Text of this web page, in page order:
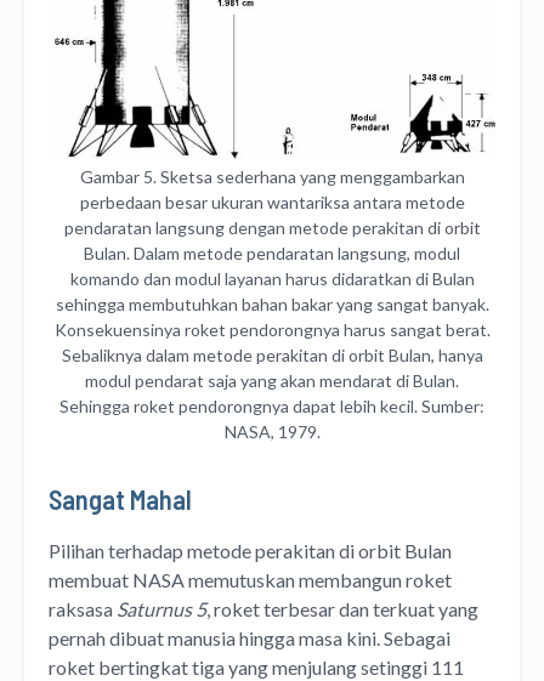
Gambar 5. Sketsa sederhana yang menggambarkan
perbedaan besar ukuran wantariksa antara metode
pendaratan langsung dengan metode perakitan di orbit
Bulan. Dalam metode pendaratan langsung, modul
komando dan modul layanan harus didaratkan di Bulan
sehingga membutuhkan bahan bakar yang sangat banyak.
Konsekuensinya roket pendorongnya harus sangat berat.
Sebaliknya dalam metode perakitan di orbit Bulan, hanya
modul pendarat saja yang akan mendarat di Bulan.
Sehingga roket pendorongnya dapat lebih kecil. Sumber:
NASA, 1979.
Sangat Mahal
Pilihan terhadap metode perakitan di orbit Bulan
membuat NASA memutuskan membangun roket
raksasa Saturnus 5, roket terbesar dan terkuat yang
pernah dibuat manusia hingga masa kini. Sebagai
roket bertingkat tiga yang menjulang setinggi 111